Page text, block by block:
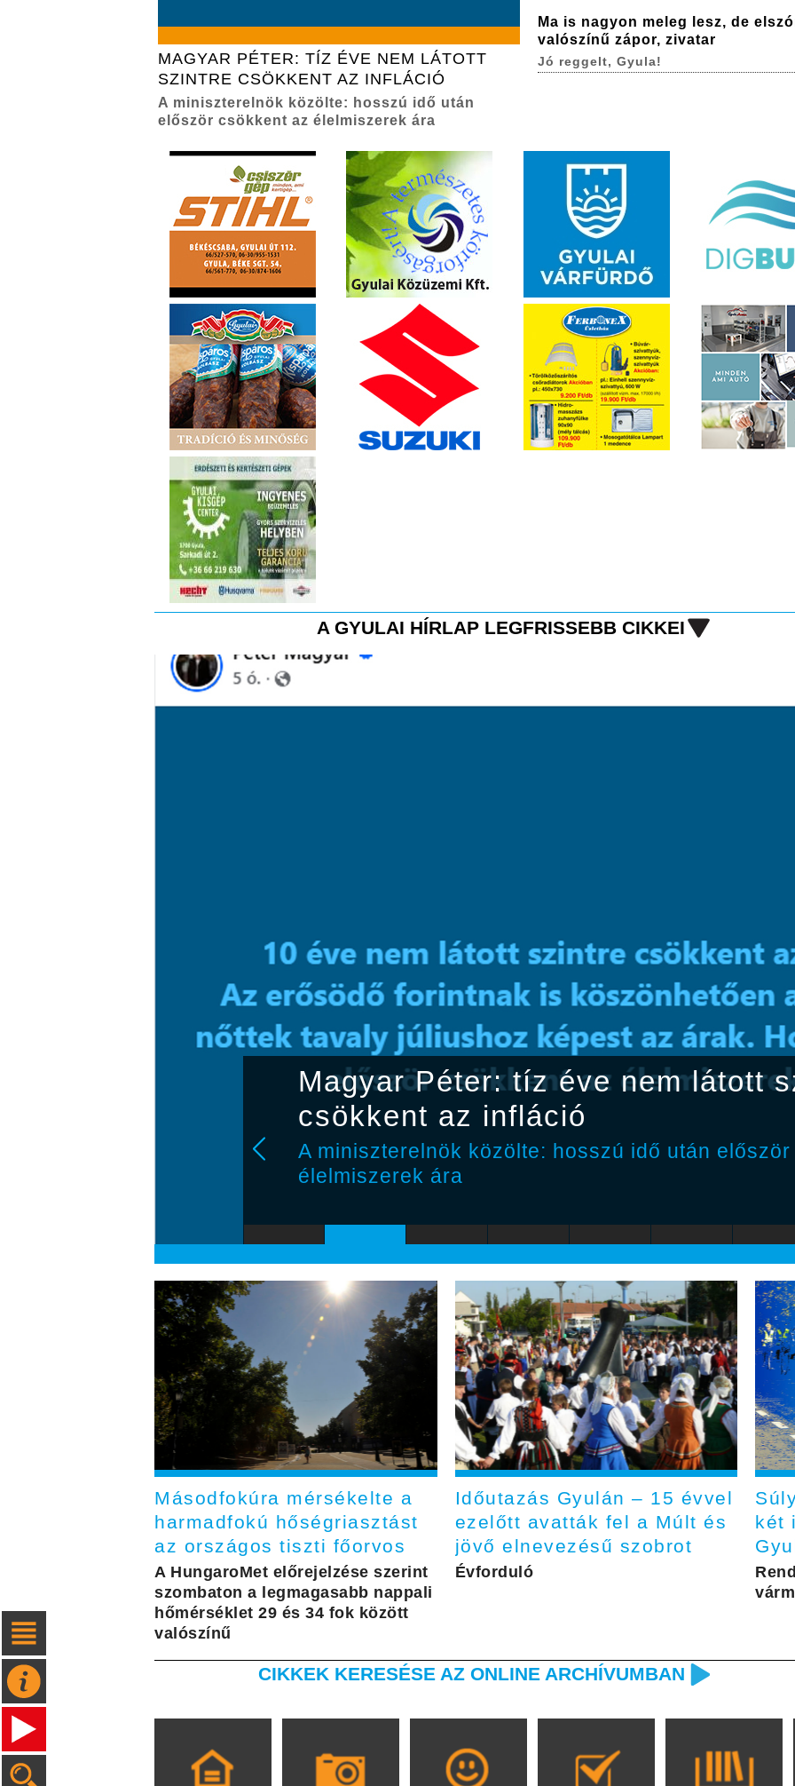
MAGYAR PÉTER: TÍZ ÉVE NEM LÁTOTT
SZINTRE CSÖKKENT AZ INFLÁCIÓ
A miniszterelnök közölte: hosszú idő után
először csökkent az élelmiszerek ára
Ma is nagyon meleg lesz, de
valószínű zápor, zivatar
Jó reggelt, Gyula!
A GYULAI HÍRLAP LEGFRISSEBB CIKKEI
Magyar Péter: tíz éve nem látott
csökkent az infláció
A miniszterelnök közölte: hosszú idő után
élelmiszerek ára
Másodfokúra mérsékelte a
harmadfokú hőségriasztást
az országos tiszti főorvos
A HungaroMet előrejelzése szerint
szombaton a legmagasabb nappali
hőmérséklet 29 és 34 fok között
valószínű
Időutazás Gyulán – 15 évvel
ezelőtt avatták fel a Múlt és
jövő elnevezésű szobrot
Évforduló
két
CIKKEK KERESÉSE AZ ONLINE ARCHÍVUMBAN